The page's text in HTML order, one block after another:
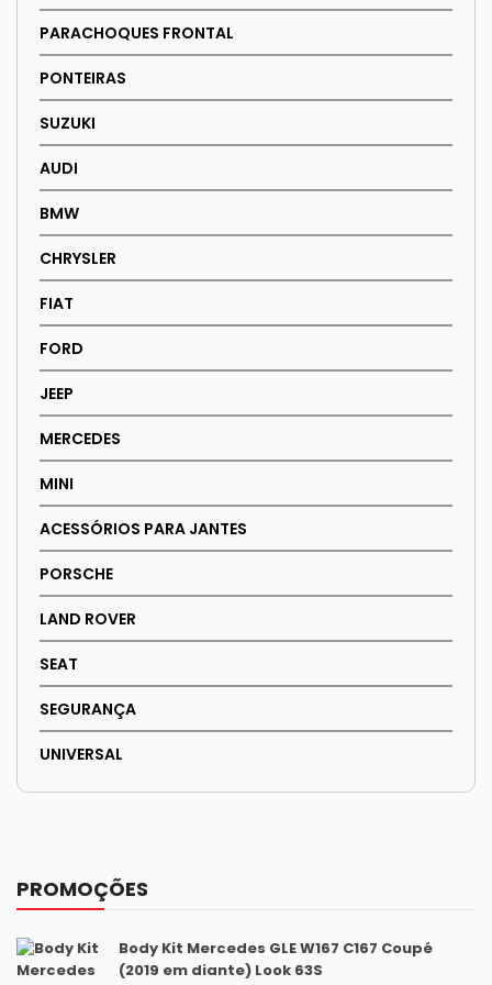
PARACHOQUES FRONTAL
PONTEIRAS
SUZUKI
AUDI
BMW
CHRYSLER
FIAT
FORD
JEEP
MERCEDES
MINI
ACESSÓRIOS PARA JANTES
PORSCHE
LAND ROVER
SEAT
SEGURANÇA
UNIVERSAL
PROMOÇÕES
Body Kit Mercedes GLE W167 C167 Coupé
(2019 em diante) Look 63S